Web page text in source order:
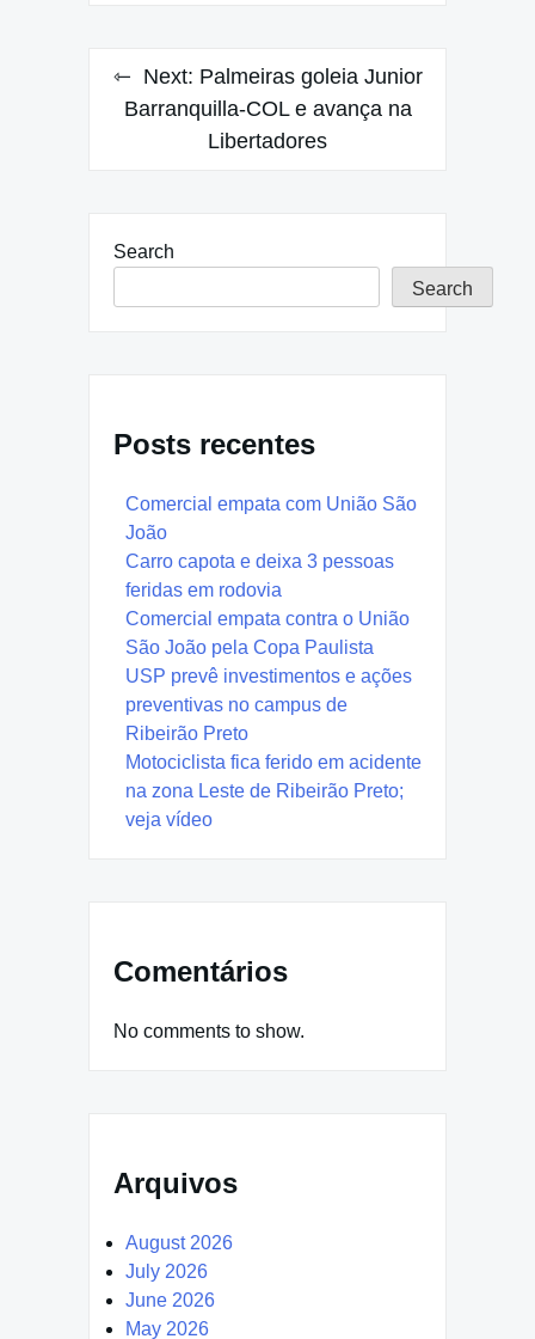
Next: Palmeiras goleia Junior
Barranquilla-COL e avança na
Libertadores
Search
Search
Posts recentes
Comercial empata com União São
João
Carro capota e deixa 3 pessoas
feridas em rodovia
Comercial empata contra o União
São João pela Copa Paulista
USP prevê investimentos e ações
preventivas no campus de
Ribeirão Preto
Motociclista fica ferido em acidente
na zona Leste de Ribeirão Preto;
veja vídeo
Comentários
No comments to show.
Arquivos
August 2026
July 2026
June 2026
May 2026